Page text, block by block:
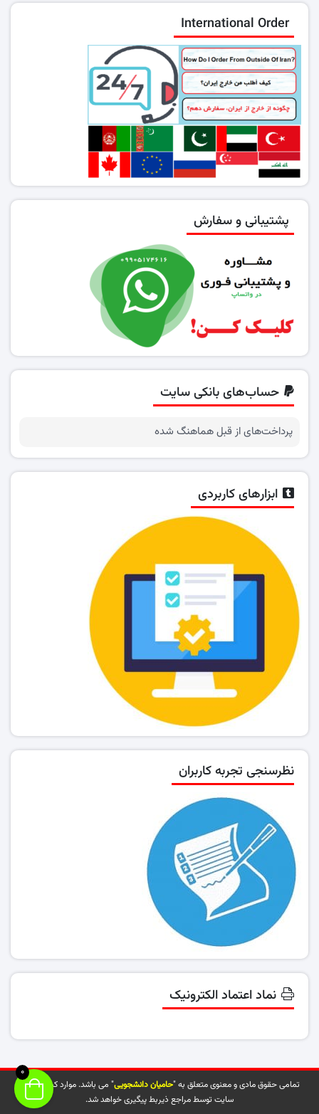
International Order
پشتیبانی و سفارش
حساب‌های بانکی سایت
پرداخت‌های از قبل هماهنگ شده
ابزارهای کاربردی
نظرسنجی تجربه کاربران
نماد اعتماد الکترونیک
تمامی حقوق مادی و معنوی متعلق به "حامیان دانشجویی" می باشد. موارد کپی شده از
سایت توسط مراجع ذیربط پیگیری خواهد شد.
0